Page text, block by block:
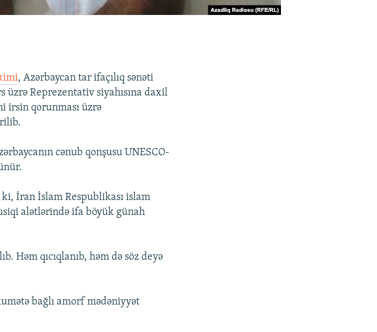
, Azərbaycan tar ifaçılıq sənəti
üzrə Reprezentativ siyahısına daxil
irsin qorunması üzrə
cənub qonşusu UNESCO-
İran İslam Respublikası islam
alətlərində ifa böyük günah
Həm qıcıqlanıb, həm də söz deyə
bağlı amorf mədəniyyət